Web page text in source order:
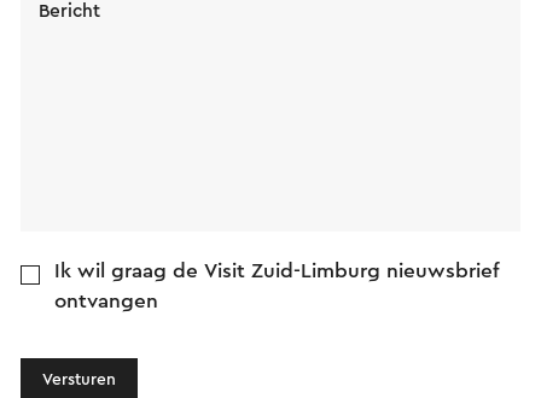
Bericht
Ik wil graag de Visit Zuid-Limburg nieuwsbrief
ontvangen
Versturen